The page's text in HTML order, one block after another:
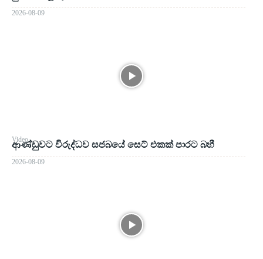
2026-08-09
Video
ආණ්ඩුවට විරුද්ධව සජබයේ සෙට් එකක් පාරට බහී
2026-08-09